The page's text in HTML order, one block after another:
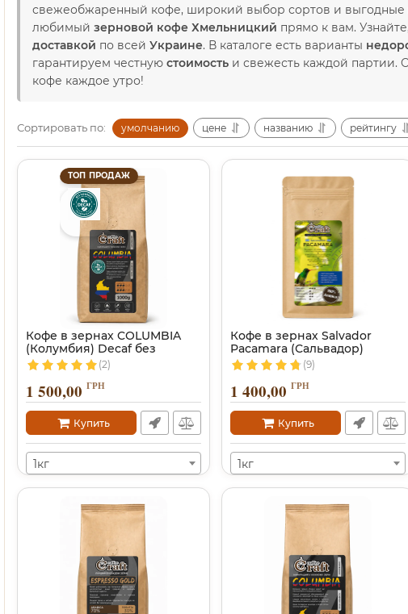
свежеобжаренный кофе, широкий выбор сортов и выгодные
любимый зерновой кофе Хмельницкий прямо к вам. Узнайте,
доставкой по всей Украине. В каталоге есть варианты
гарантируем честную стоимость и свежесть каждой партии.
кофе каждое утро!
Сортировать по: умолчанию цене названию рейтингу
ТОП ПРОДАЖ
Кофе в зернах COLUMBIA
(Колумбия) Decaf без
кофеина
(2)
1 500,00 ГРН
Купить
1кг
Кофе в зернах Salvador
Pacamara (Сальвадор)
(9)
1 400,00 ГРН
Купить
1кг